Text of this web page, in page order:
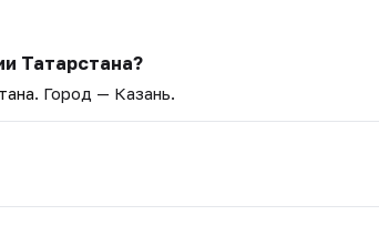
Татарстана?
. Город — Казань.